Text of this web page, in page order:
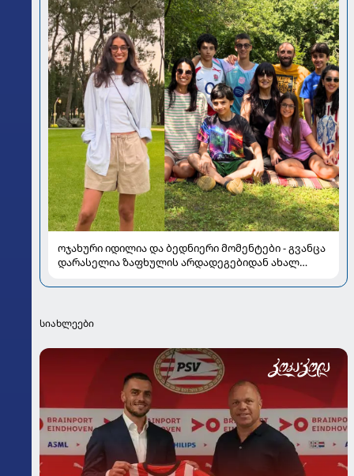
ოჯახური იდილია და ბედნიერი მომენტები - გვანცა
დარასელია ზაფხულის არდადეგებიდან ახალ
სიახლეები